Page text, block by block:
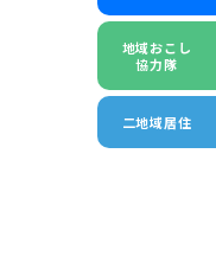
地域おこし
協力隊
二地域居住